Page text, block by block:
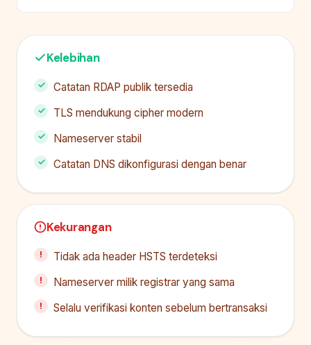
Kelebihan
Catatan RDAP publik tersedia
TLS mendukung cipher modern
Nameserver stabil
Catatan DNS dikonfigurasi dengan benar
Kekurangan
Tidak ada header HSTS terdeteksi
Nameserver milik registrar yang sama
Selalu verifikasi konten sebelum bertransaksi